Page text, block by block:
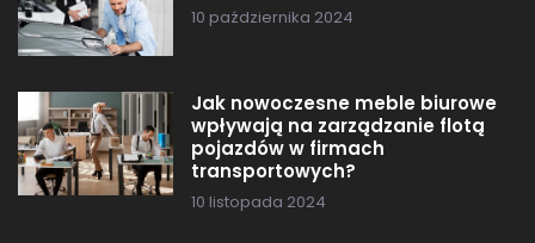
10 października 2024
Jak nowoczesne meble biurowe
wpływają na zarządzanie flotą
pojazdów w firmach
transportowych?
10 listopada 2024